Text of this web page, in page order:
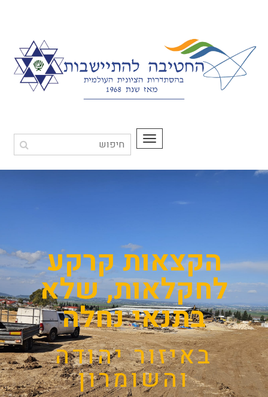
תפריט
הקצאות קרקע
לחקלאות, שלא
בתנאי נחלה
באיזור יהודה
והשומרון